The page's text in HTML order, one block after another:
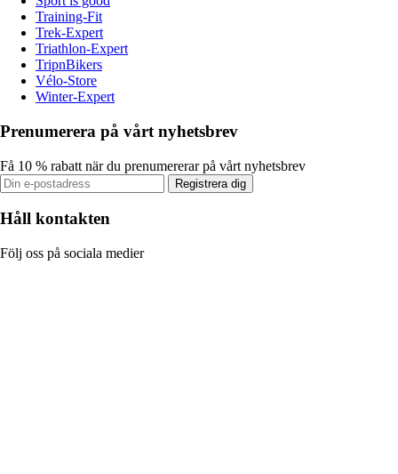
Training-Fit
Trek-Expert
Triathlon-Expert
TripnBikers
Vélo-Store
Winter-Expert
Prenumerera på vårt nyhetsbrev
Få 10 % rabatt när du prenumererar på vårt nyhetsbrev
Registrera dig
Håll kontakten
Följ oss på sociala medier